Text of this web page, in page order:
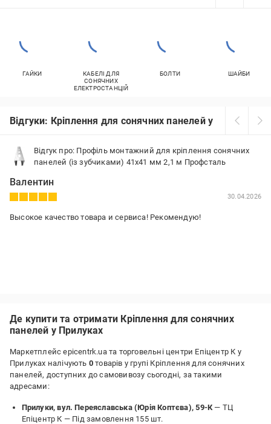
ГАЙКИ
КАБЕЛІ ДЛЯ
СОНЯЧНИХ
ЕЛЕКТРОСТАНЦІЙ
БОЛТИ ШАЙБИ
Відгуки: Кріплення для сонячних панелей у Прилуках
Відгук про: Профіль монтажний для кріплення сонячних
панелей (із зубчиками) 41х41 мм 2,1 м Профсталь
Валентин
30.04.2026
Высокое качество товара и сервиса! Рекомендую!
Де купити та отримати Кріплення для сонячних
панелей у Прилуках
Маркетплейс epicentrk.ua та торговельні центри Епіцентр К у
Прилуках налічують 0 товарів у групі Кріплення для сонячних
панелей, доступних до самовивозу сьогодні, за такими
адресами:
Прилуки, вул. Переяславська (Юрія Коптєва), 59-К— ТЦ
Епіцентр К — Під замовлення 155 шт.